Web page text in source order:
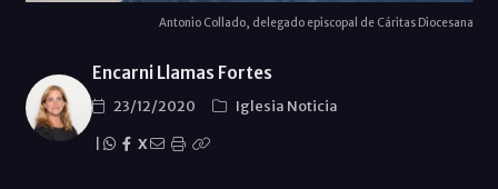
Antonio Collado, delegado episcopal de Cáritas Diocesana
Encarni Llamas Fortes
23/12/2020
Iglesia Noticia
X